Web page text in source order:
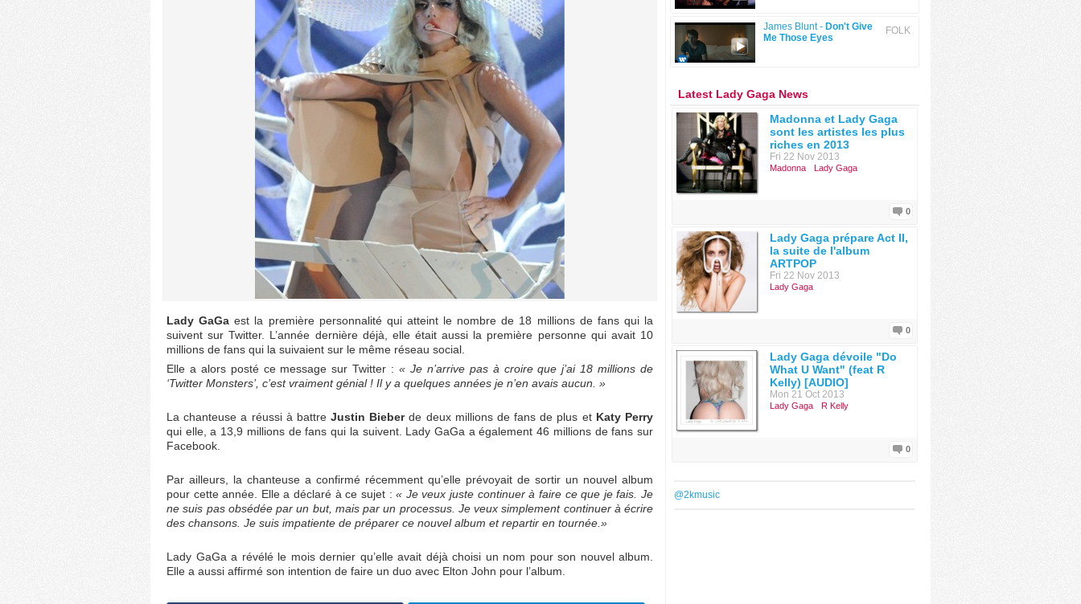
Lady GaGaest la première personnalité qui atteint le nombre de 18 millions de fans qui la
suivent sur Twitter. L’année dernière déjà, elle était aussi la première personne qui avait 10
millions de fans qui la suivaient sur le même réseau social.
Elle a alors posté ce message sur Twitter :« Je n’arrive pas à croire que j’ai 18 millions de
‘Twitter Monsters’, c’est vraiment génial ! Il y a quelques années je n’en avais aucun. »
La chanteuse a réussi à battreJustin Bieberde deux millions de fans de plus et Katy Perry
qui elle, a 13,9 millions de fans qui la suivent. Lady GaGa a également 46 millions de fans sur
Facebook.
Par ailleurs, la chanteuse a confirmé récemment qu’elle prévoyait de sortir un nouvel album
pour cette année. Elle a déclaré à ce sujet : « Je veux juste continuer à faire ce que je fais. Je
ne suis pas obsédée par un but, mais par un processus. Je veux simplement continuer à écrire
des chansons. Je suis impatiente de préparer ce nouvel album et repartir en tournée.»
Lady GaGa a révélé le mois dernier qu’elle avait déjà choisi un nom pour son nouvel album.
Elle a aussi affirmé son intention de faire un duo avec Elton John pour l’album.
FOLK
James Blunt - Don't Give
Me Those Eyes
Latest Lady Gaga News
Madonna et Lady Gaga
sont les artistes les plus
riches en 2013
Fri 22 Nov 2013
Madonna Lady Gaga
0
Lady Gaga prépare Act II,
la suite de l'album
ARTPOP
Fri 22 Nov 2013
Lady Gaga
0
Lady Gaga dévoile "Do
What U Want" (feat R
Kelly) [AUDIO]
Mon 21 Oct 2013
Lady Gaga R Kelly
0
@2kmusic